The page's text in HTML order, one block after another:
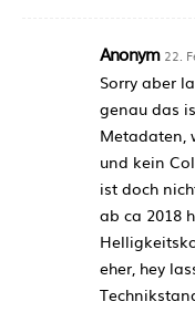
Anonym 22.
Sorry aber
genau das
Metadaten,
und kein
ist doch
ab ca 2018
eher, hey